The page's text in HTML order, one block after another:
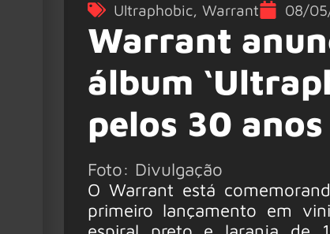
Ultraphobic, Warrant 08/
Warrant
álbum
pelos 30
Foto: Divulgação
O Warrant está
primeiro lançamento em